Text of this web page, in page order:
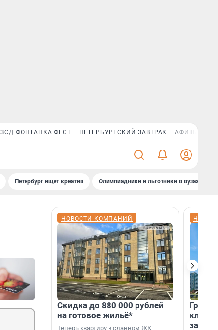
ЗСД ФОНТАНКА ФЕСТ ПЕТЕРБУРГСКИЙ ЗАВТРАК АФИША PLUS
Петербург ищет креатив Олимпиадники и льготники в вузах СПб
НОВОСТИ КОМПАНИЙ
Скидка до 880 000 рублей
на готовое жильё*
Теперь квартиру в сданном ЖК